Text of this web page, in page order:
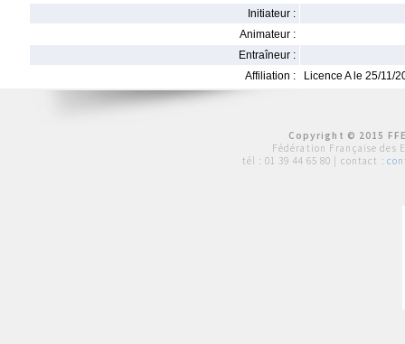
Initiateur :
Animateur :
Entraîneur :
Affiliation :
Licence A le 25/11/
Copyright © 2015
Fédération Française des
tél : 01 39 44 65 80 | contact :